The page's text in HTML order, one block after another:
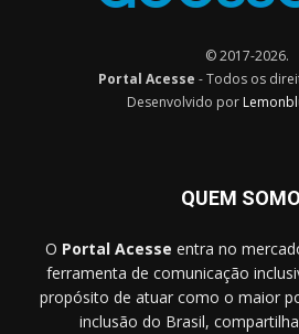
© 2017-2026.
Portal Acesse - Todos os
Desenvolvido por
QUEM
O Portal Acesse entra no
ferramenta de comunicação
propósito de atuar como o maior
inclusão do Brasil,